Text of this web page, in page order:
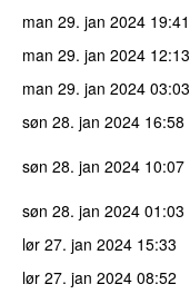
man 29. jan 2024 19:41
man 29. jan 2024 12:13
man 29. jan 2024 03:03
søn 28. jan 2024 16:58
søn 28. jan 2024 10:07
søn 28. jan 2024 01:03
lør 27. jan 2024 15:33
lør 27. jan 2024 08:52